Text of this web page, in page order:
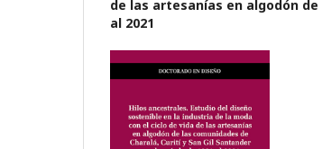
de las artesanías en algodón de
al 2021